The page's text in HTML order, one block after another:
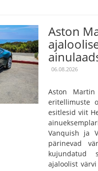
Aston
06.08.2026
Aston
eritellimuste
esitlesid viit
Vanquish ja
pärinevad
kujundatud
ajaloolist